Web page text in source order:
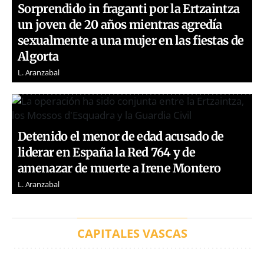
Sorprendido in fraganti por la Ertzaintza
un joven de 20 años mientras agredía
sexualmente a una mujer en las fiestas de
Algorta
L. Aranzabal
Detenido el menor de edad acusado de
liderar en España la Red 764 y de
amenazar de muerte a Irene Montero
L. Aranzabal
CAPITALES VASCAS